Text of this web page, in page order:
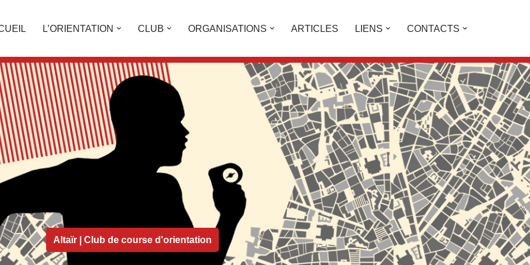
L’ORIENTATION CLUB ORGANISATIONS ARTICLES LIENS CONTACTS
Altaïr | Club de course d'orientation